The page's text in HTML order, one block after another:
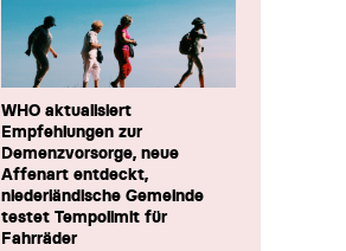
WHO aktualisiert
Empfehlungen zur
Demenzvorsorge, neue
Affenart entdeckt,
niederländische Gemeinde
testet Tempolimit für
Fahrräder